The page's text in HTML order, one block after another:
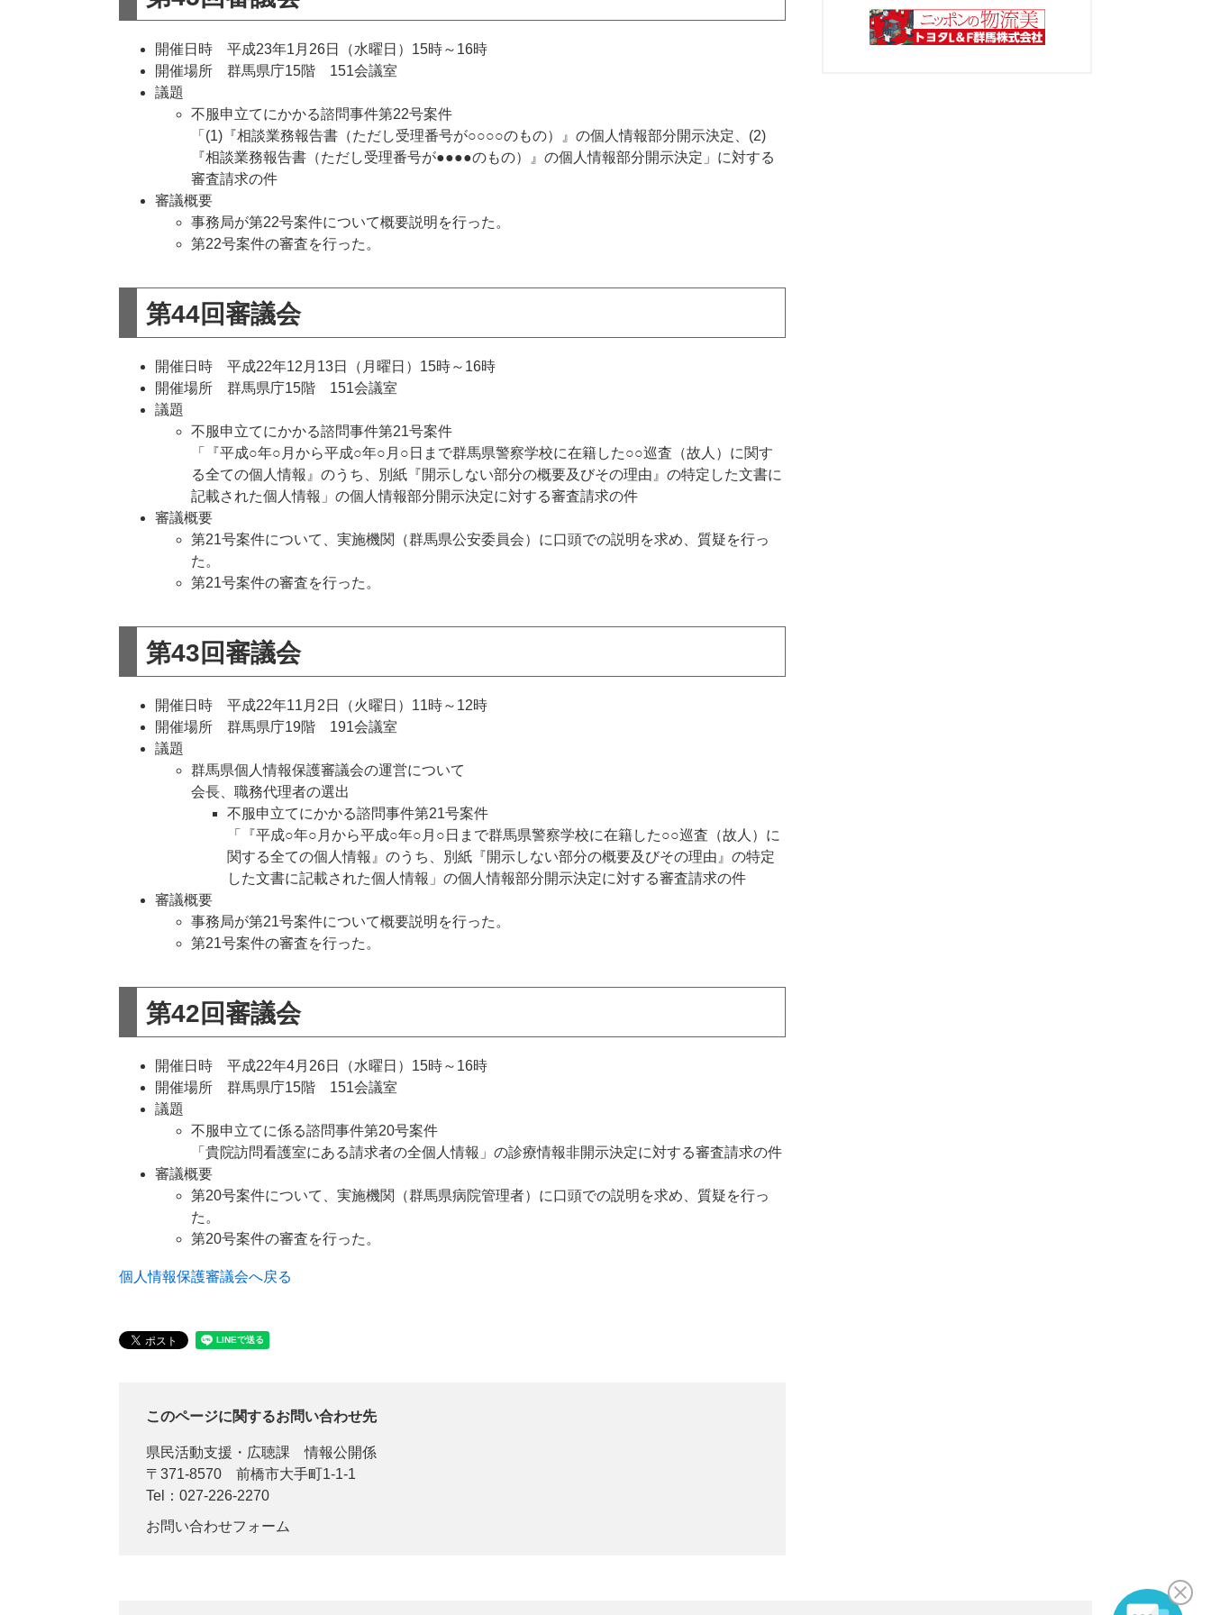
開催日時 平成23年1月26日（水曜日）15時～16時
開催場所 群馬県庁15階 151会議室
議題
不服申立てにかかる諮問事件第22号案件
​「(1)『相談業務報告書（ただし受理番号が○○○○のもの）』の個人情報部分開示決定、(2)
『相談業務報告書（ただし受理番号が●●●●のもの）』の個人情報部分開示決定」に対する
審査請求の件
審議概要
事務局が第22号案件について概要説明を行った。
第22号案件の審査を行った。
第44回審議会
開催日時 平成22年12月13日（月曜日）15時～16時
開催場所 群馬県庁15階 151会議室
議題
不服申立てにかかる諮問事件第21号案件
「『平成○年○月から平成○年○月○日まで群馬県警察学校に在籍した○○巡査（故人）に関す
る全ての個人情報』のうち、別紙『開示しない部分の概要及びその理由』の特定した文書に
記載された個人情報」の個人情報部分開示決定に対する審査請求の件
審議概要
第21号案件について、実施機関（群馬県公安委員会）に口頭での説明を求め、質疑を行っ
た。
第21号案件の審査を行った。
第43回審議会
開催日時 平成22年11月2日（火曜日）11時～12時
開催場所 群馬県庁19階 191会議室
議題
群馬県個人情報保護審議会の運営について
​会長、職務代理者の選出
不服申立てにかかる諮問事件第21号案件
「『平成○年○月から平成○年○月○日まで群馬県警察学校に在籍した○○巡査（故人）に
関する全ての個人情報』のうち、別紙『開示しない部分の概要及びその理由』の特定
した文書に記載された個人情報」の個人情報部分開示決定に対する審査請求の件
審議概要
事務局が第21号案件について概要説明を行った。
第21号案件の審査を行った。
第42回審議会
開催日時 平成22年4月26日（水曜日）15時～16時
開催場所 群馬県庁15階 151会議室
議題
不服申立てに係る諮問事件第20号案件
「貴院訪問看護室にある請求者の全個人情報」の診療情報非開示決定に対する審査請求の件
審議概要
第20号案件について、実施機関（群馬県病院管理者）に口頭での説明を求め、質疑を行っ
た。
第20号案件の審査を行った。
個人情報保護審議会へ戻る
このページに関するお問い合わせ先
県民活動支援・広聴課
情報公開係
〒371-8570
前橋市大手町1-1-1
Tel：027-226-2270
お問い合わせフォーム